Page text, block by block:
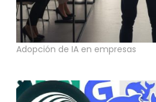
Adopción de IA en empresas